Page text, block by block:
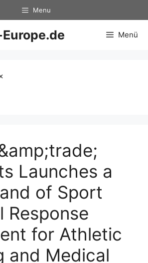
Menu
Menü
Launches a
of Sport
Response
for Athletic
and Medical